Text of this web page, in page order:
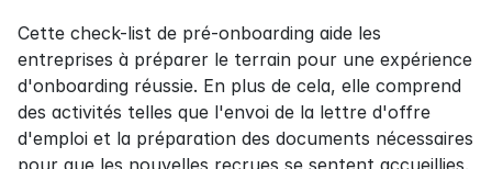
Cette check-list de pré-onboarding aide les
entreprises à préparer le terrain pour une expérience
d'onboarding réussie. En plus de cela, elle comprend
des activités telles que l'envoi de la lettre d'offre
d'emploi et la préparation des documents nécessaires